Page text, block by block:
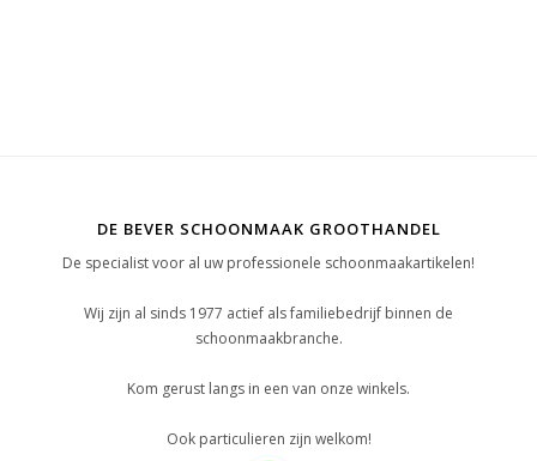
DE BEVER SCHOONMAAK GROOTHANDEL
De specialist voor al uw professionele schoonmaakartikelen!
Wij zijn al sinds 1977 actief als familiebedrijf binnen de
schoonmaakbranche.
Kom gerust langs in een van onze winkels.
Ook particulieren zijn welkom!